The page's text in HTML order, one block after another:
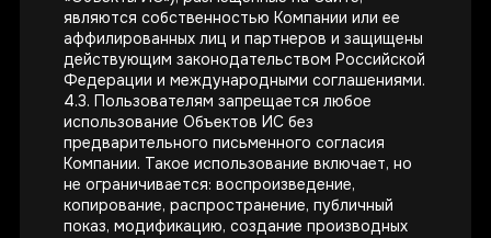
являются собственностью Компании или ее
аффилированных лиц и партнеров и защищены
действующим законодательством Российской
Федерации и международными соглашениями.
4.3. Пользователям запрещается любое
использование Объектов ИС без
предварительного письменного согласия
Компании. Такое использование включает, но
не ограничивается: воспроизведение,
копирование, распространение, публичный
показ, модификацию, создание производных